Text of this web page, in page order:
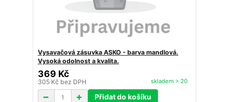
Vysavačová zásuvka ASKO - barva mandlová.
Vysoká odolnost a kvalita.
369 Kč
305 Kč bez DPH skladem > 20
Přidat do košíku